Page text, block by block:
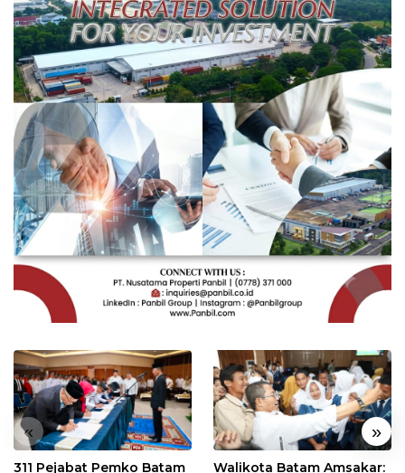
« »
311 Pejabat Pemko Batam Walikota Batam Amsakar: